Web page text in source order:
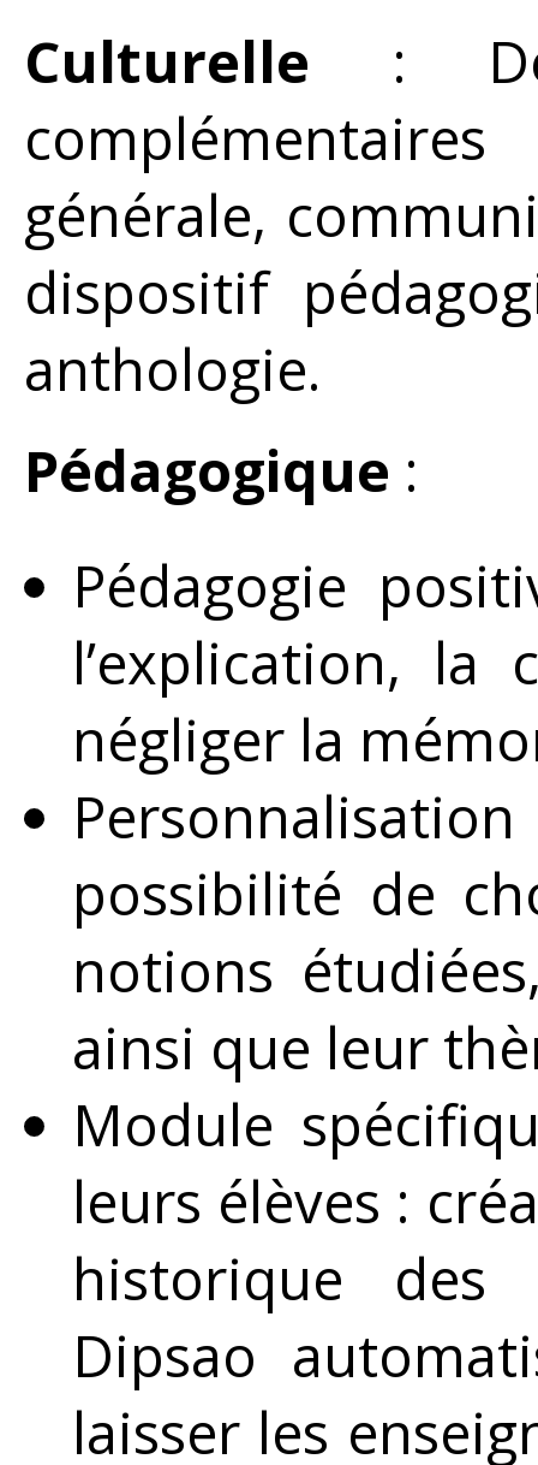
Culturelle :
générale,
dispositif
anthologie.
Pédagogique :
Pédagogie
l’explication, la
négliger la
possibilité de
notions
ainsi que leur
Module
leurs élèves :
historique des
Dipsao
laisser les